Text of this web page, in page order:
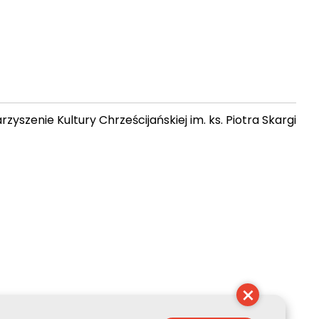
Kultury Chrześcijańskiej im. ks. Piotra Skargi
×